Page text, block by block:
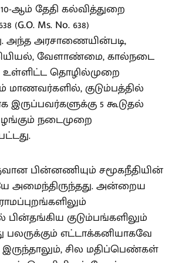
ஆம் தேதி கல்வித்துறை
Ms. No. 638)
அந்த அரசாணையின்படி,
வேளாண்மை, கால்நடை
உள்ளிட்ட தொழில்முறை
மாணவர்களில், குடும்பத்தில்
இருப்பவர்களுக்கு 5 கூடுதல்
நடைமுறை
பின்னணியும் சமூகநீதியின்
அமைந்திருந்தது. அன்றைய
குடும்பங்களிலும்
எட்டாக்கனியாகவே
இருந்தாலும், சில மதிப்பெண்கள்